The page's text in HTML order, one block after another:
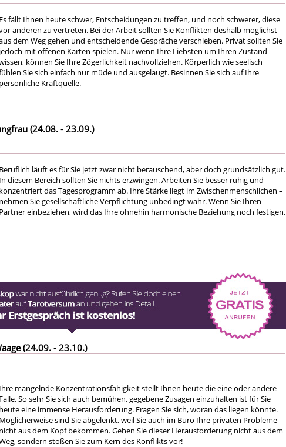
Es fällt Ihnen heute schwer, Entscheidungen zu treffen, und noch schwerer, diese
anderen zu vertreten. Bei der Arbeit sollten Sie Konflikten deshalb möglichst
dem Weg gehen und entscheidende Gespräche verschieben. Privat sollten Sie
jedoch mit offenen Karten spielen. Nur wenn Ihre Liebsten um Ihren Zustand
können Sie Ihre Zögerlichkeit nachvollziehen. Körperlich wie seelisch
Sie sich einfach nur müde und ausgelaugt. Besinnen Sie sich auf Ihre
persönliche Kraftquelle.
(24.08. - 23.09.)
Beruflich läuft es für Sie jetzt zwar nicht berauschend, aber doch grundsätzlich gut.
In diesem Bereich sollten Sie nichts erzwingen. Arbeiten Sie besser ruhig und
konzentriert das Tagesprogramm ab. Ihre Stärke liegt im Zwischenmenschlichen –
nehmen Sie gesellschaftliche Verpflichtung unbedingt wahr. Wenn Sie Ihren
Partner einbeziehen, wird das Ihre ohnehin harmonische Beziehung noch festigen.
(24.09. - 23.10.)
Ihre mangelnde Konzentrationsfähigkeit stellt Ihnen heute die eine oder andere
Falle. So sehr Sie sich auch bemühen, gegebene Zusagen einzuhalten ist für Sie
heute eine immense Herausforderung. Fragen Sie sich, woran das liegen könnte.
Möglicherweise sind Sie abgelenkt, weil Sie auch im Büro Ihre privaten Probleme
nicht aus dem Kopf bekommen. Gehen Sie dieser Herausforderung nicht aus dem
sondern stoßen Sie zum Kern des Konflikts vor!